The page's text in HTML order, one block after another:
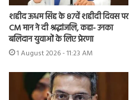
शहीद ऊधम सिंह के 87वें शहीदी दिवस पर
CM मान ने दी श्रद्धांजलि, कहा- उनका
बलिदान युवाओं के लिए प्रेरणा
1 August 2026 - 11:23 AM